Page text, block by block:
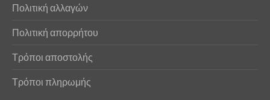
Πολιτική αλλαγών
Πολιτική απορρήτου
Τρόποι αποστολής
Τρόποι πληρωμής